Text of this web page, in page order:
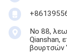
Νο 88,
Qianshan,
βουρτσών